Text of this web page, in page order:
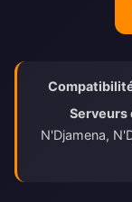
Serveurs
N'Djamena,